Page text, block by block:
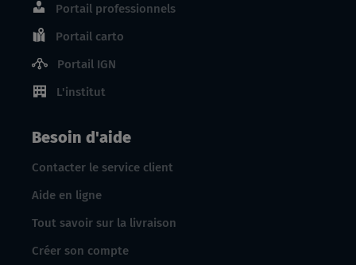
Portail professionnels
Portail carto
Portail IGN
L'institut
Besoin d'aide
Contacter le service client
Aide en ligne
Tout savoir sur la livraison
Créer son compte